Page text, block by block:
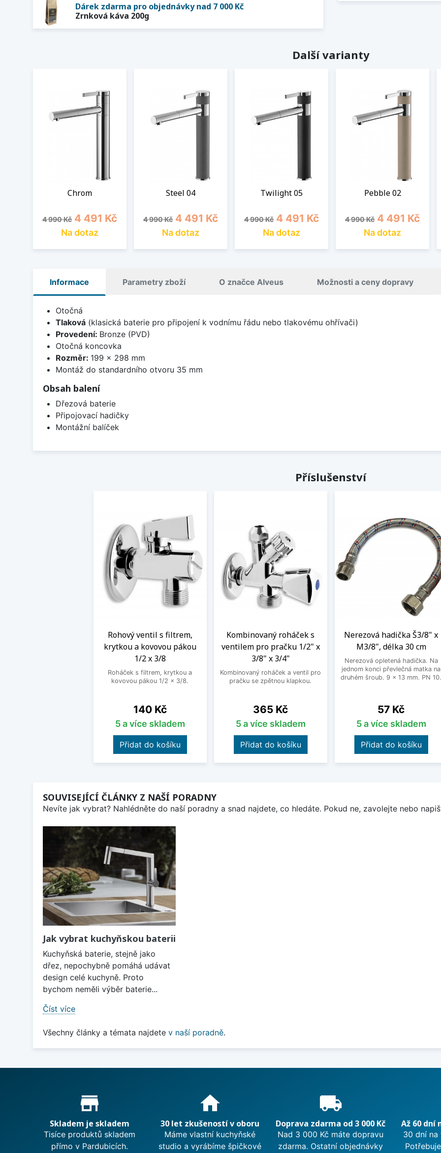
Dárek zdarma pro objednávky nad 7 000 Kč
Zrnková káva 200g
Další varianty
Chrom
Běžná cena
4 990 Kč Cena
4 491 Kč
Na dotaz
Steel 04
Běžná cena
4 990 Kč Cena
4 491 Kč
Na dotaz
Twilight 05
Běžná cena
4 990 Kč Cena
4 491 Kč
Na dotaz
Pebble 02
Běžná cena
4 990 Kč Cena
4 491 Kč
Na dotaz
Informace Parametry zboží O značce Alveus Možnosti a ceny dopravy
Otočná
Tlaková(klasická baterie pro připojení k vodnímu řádu nebo tlakovému ohřívači)
Provedení: Bronze (PVD)
Otočná koncovka
Rozměr: 199 x 298 mm
Montáž do standardního otvoru 35 mm
Obsah balení
Dřezová baterie
Připojovací hadičky
Montážní balíček
Příslušenství
Rohový ventil s filtrem,
krytkou a kovovou pákou
1/2 x 3/8
Roháček s filtrem, krytkou a
kovovou pákou 1/2 x 3/8.
Cena
140 Kč
5 a více skladem
Přidat do košíku
Kombinovaný roháček s
ventilem pro pračku 1/2" x
3/8" x 3/4"
Kombinovaný roháček a ventil pro
pračku se zpětnou klapkou.
Cena
365 Kč
5 a více skladem
Přidat do košíku
Nerezová hadička Š3/8" x
M3/8", délka 30 cm
Nerezová opletená hadička. Na
jednom konci převlečná matka na
druhém šroub. 9 x 13 mm. PN 10.
Cena
57 Kč
5 a více skladem
Přidat do košíku
SOUVISEJÍCÍ ČLÁNKY Z NAŠÍ PORADNY
Nevíte jak vybrat? Nahlédněte do naší poradny a snad najdete, co hledáte. Pokud ne, zavolejte nebo
Jak vybrat kuchyňskou baterii
Kuchyňská baterie, stejně jako
dřez, nepochybně pomáhá udávat
design celé kuchyně. Proto
bychom neměli výběr baterie...
Číst více
Všechny články a témata najdete v naší poradně.
Proč nakupovat u nás?
store_mall_directory
Skladem je skladem
Tisíce produktů skladem
přímo v Pardubicích.
home
30 let zkušeností v oboru
Máme vlastní kuchyňské
studio a vyrábíme špičkové
local_shipping
Doprava zdarma od 3 000 Kč
Nad 3 000 Kč máte dopravu
zdarma. Ostatní objednávky
Až 60 dní
30 dní na